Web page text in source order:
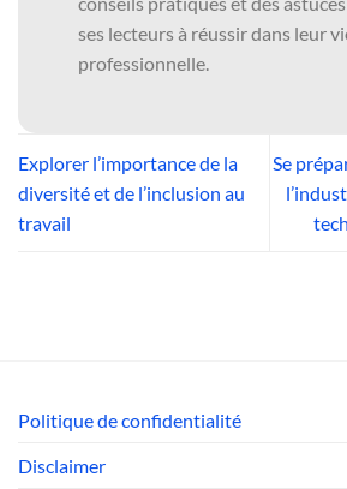
ses lecteurs à réussir dans leur
professionnelle.
Explorer l’importance de la
diversité et de l’inclusion au
travail
Se
Politique de confidentialité
Disclaimer